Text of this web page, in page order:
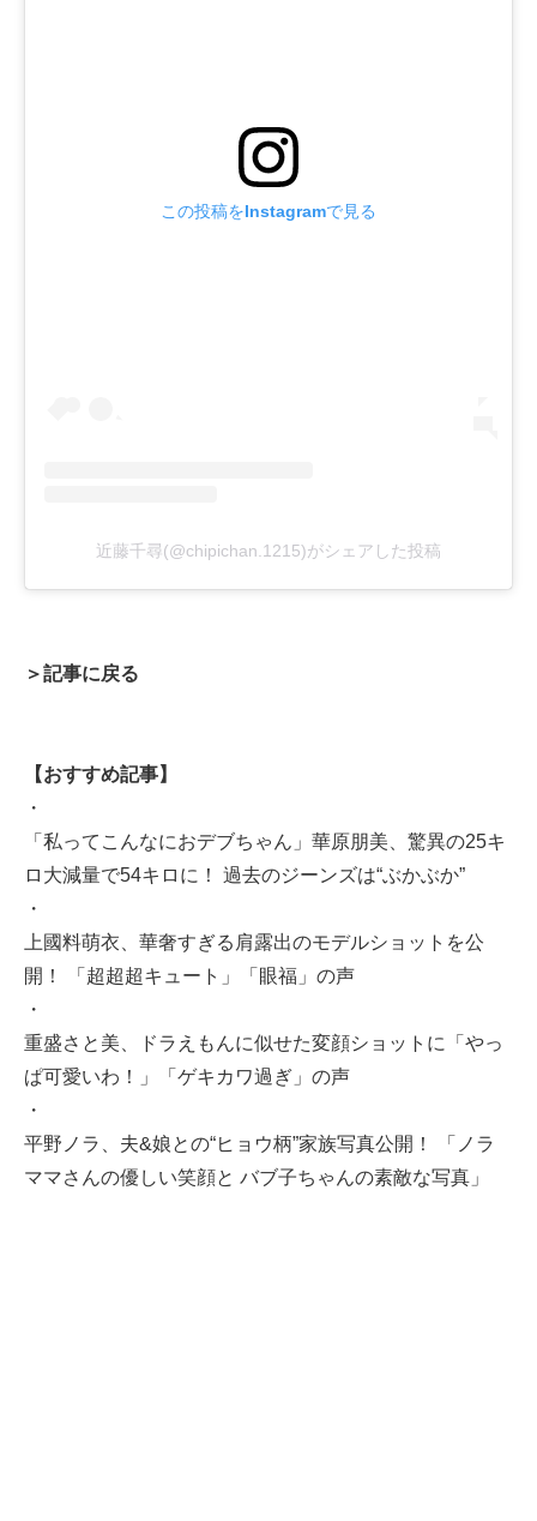
この投稿をInstagramで見る
近藤千尋(@chipichan.1215)がシェアした投稿
＞記事に戻る
【おすすめ記事】
・
「私ってこんなにおデブちゃん」華原朋美、驚異の25キ
ロ大減量で54キロに！ 過去のジーンズは“ぶかぶか”
・
上國料萌衣、華奢すぎる肩露出のモデルショットを公
開！ 「超超超キュート」「眼福」の声
・
重盛さと美、ドラえもんに似せた変顔ショットに「やっ
ぱ可愛いわ！」「ゲキカワ過ぎ」の声
・
平野ノラ、夫&娘との“ヒョウ柄”家族写真公開！ 「ノラ
ママさんの優しい笑顔と バブ子ちゃんの素敵な写真」